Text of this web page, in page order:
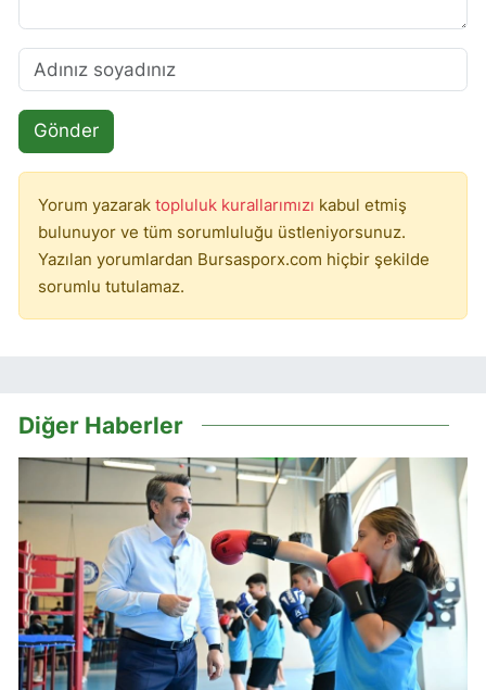
Gönder
Yorum yazarak topluluk kurallarımızı kabul etmiş
bulunuyor ve tüm sorumluluğu üstleniyorsunuz.
Yazılan yorumlardan Bursasporx.com hiçbir şekilde
sorumlu tutulamaz.
Diğer Haberler